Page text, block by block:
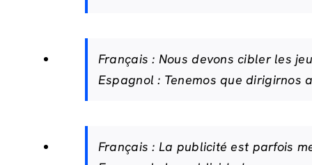
Français : Nous devons cibler les
Espagnol : Tenemos que dirigirnos
Français : La publicité est parfois